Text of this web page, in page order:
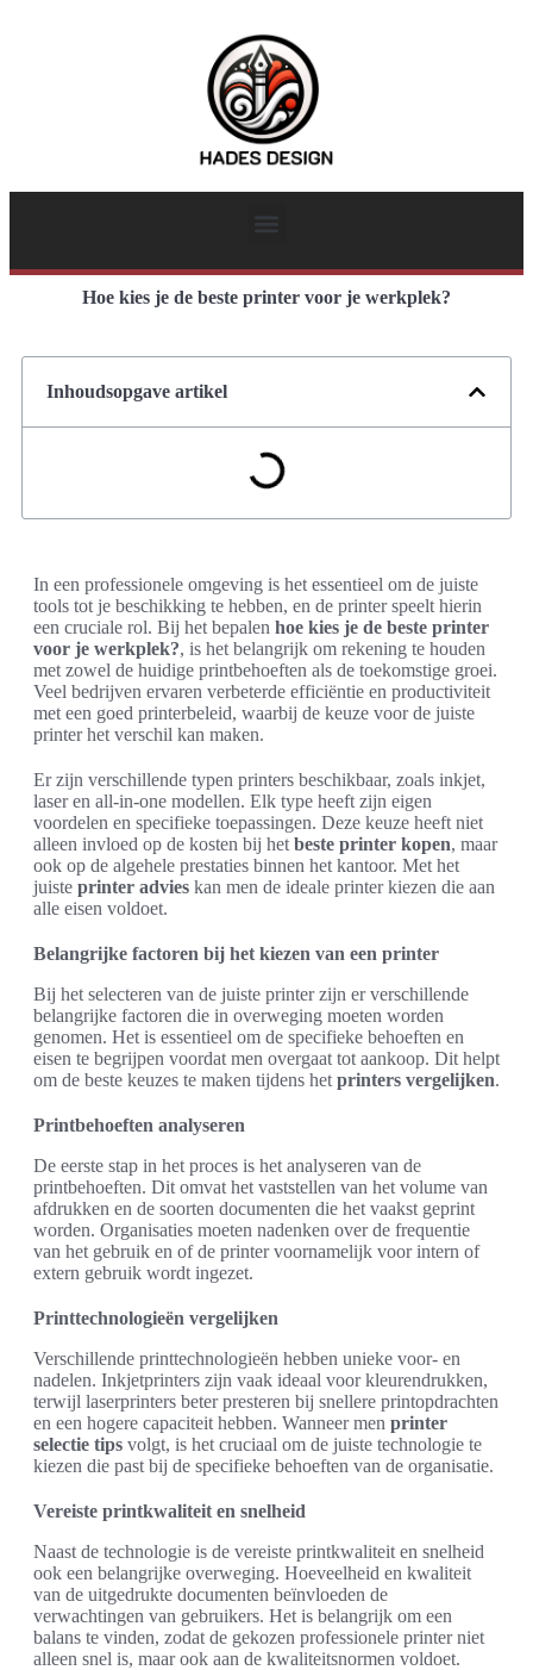
Hoe kies je de beste printer voor je werkplek?
Inhoudsopgave artikel
In een professionele omgeving is het essentieel om de juiste
tools tot je beschikking te hebben, en de printer speelt hierin
een cruciale rol. Bij het bepalen hoe kies je de beste printer
voor je werkplek?, is het belangrijk om rekening te houden
met zowel de huidige printbehoeften als de toekomstige groei.
Veel bedrijven ervaren verbeterde efficiëntie en productiviteit
met een goed printerbeleid, waarbij de keuze voor de juiste
printer het verschil kan maken.
Er zijn verschillende typen printers beschikbaar, zoals inkjet,
laser en all-in-one modellen. Elk type heeft zijn eigen
voordelen en specifieke toepassingen. Deze keuze heeft niet
alleen invloed op de kosten bij het beste printer kopen, maar
ook op de algehele prestaties binnen het kantoor. Met het
juiste printer advies kan men de ideale printer kiezen die aan
alle eisen voldoet.
Belangrijke factoren bij het kiezen van een printer
Bij het selecteren van de juiste printer zijn er verschillende
belangrijke factoren die in overweging moeten worden
genomen. Het is essentieel om de specifieke behoeften en
eisen te begrijpen voordat men overgaat tot aankoop. Dit helpt
om de beste keuzes te maken tijdens het printers vergelijken.
Printbehoeften analyseren
De eerste stap in het proces is het analyseren van de
printbehoeften. Dit omvat het vaststellen van het volume van
afdrukken en de soorten documenten die het vaakst geprint
worden. Organisaties moeten nadenken over de frequentie
van het gebruik en of de printer voornamelijk voor intern of
extern gebruik wordt ingezet.
Printtechnologieën vergelijken
Verschillende printtechnologieën hebben unieke voor- en
nadelen. Inkjetprinters zijn vaak ideaal voor kleurendrukken,
terwijl laserprinters beter presteren bij snellere printopdrachten
en een hogere capaciteit hebben. Wanneer men printer
selectie tips volgt, is het cruciaal om de juiste technologie te
kiezen die past bij de specifieke behoeften van de organisatie.
Vereiste printkwaliteit en snelheid
Naast de technologie is de vereiste printkwaliteit en snelheid
ook een belangrijke overweging. Hoeveelheid en kwaliteit
van de uitgedrukte documenten beïnvloeden de
verwachtingen van gebruikers. Het is belangrijk om een
balans te vinden, zodat de gekozen professionele printer niet
alleen snel is, maar ook aan de kwaliteitsnormen voldoet.